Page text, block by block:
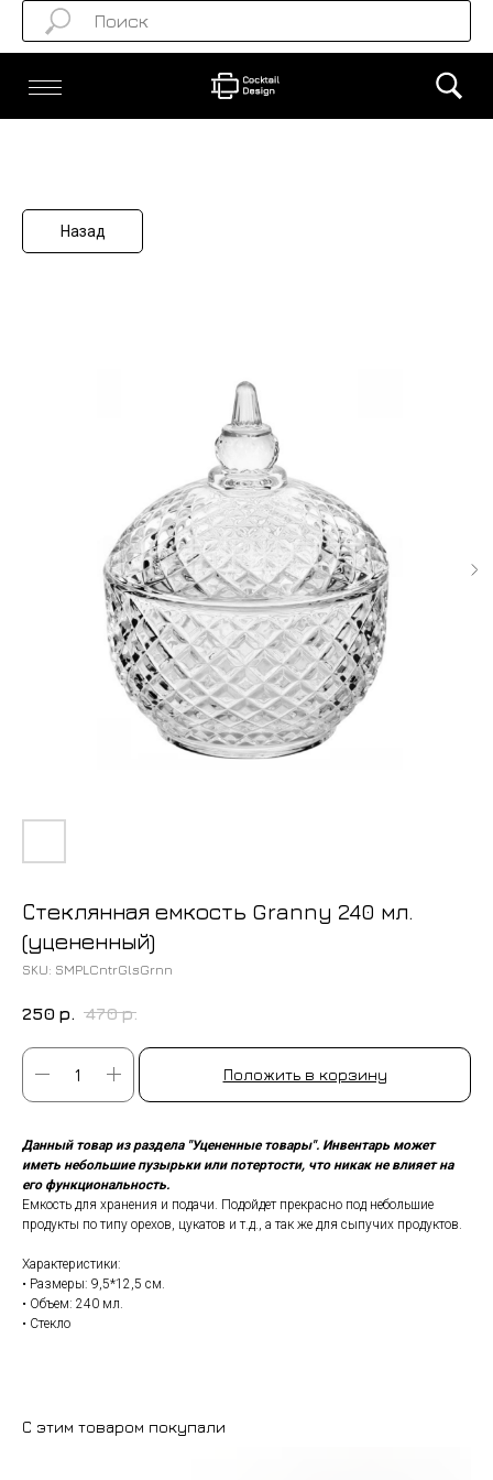
Назад
Стеклянная емкость Granny 240 мл.
(уцененный)
SKU: SMPLCntrGlsGrnn
250 р. 470 р.
Положить в корзину
Данный товар из раздела "Уцененные товары". Инвентарь может
иметь небольшие пузырьки или потертости, что никак не влияет на
его функциональность.
Емкость для хранения и подачи. Подойдет прекрасно под небольшие
продукты по типу орехов, цукатов и т.д., а так же для сыпучих продуктов.
Характеристики:
• Размеры: 9,5*12,5 см.
• Объем: 240 мл.
• Стекло
С этим товаром покупали